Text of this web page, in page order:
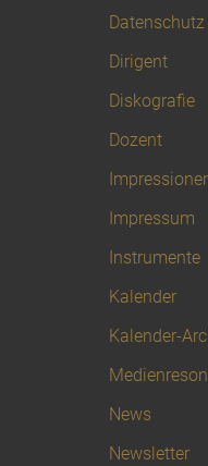
Datenschutz
Dirigent
Diskografie
Dozent
Impressum
Instrumente
Kalender
Kalender-
News
Newsletter